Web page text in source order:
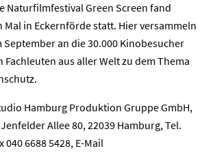
Naturfilmfestival Green Screen fand
Mal in Eckernförde statt. Hier versammeln
September an die 30.000 Kinobesucher
aus aller Welt zu dem Thema
Hamburg Produktion Gruppe GmbH,
Allee 80, 22039 Hamburg, Tel.
040 6688 5428, E-Mail